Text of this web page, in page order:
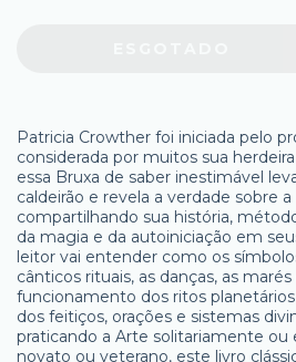
Patricia Crowther foi iniciada pelo
considerada por muitos sua
essa Bruxa de saber inestimável
caldeirão e revela a verdade sobre a
compartilhando sua história,
da magia e da autoiniciação em
leitor vai entender como os
cânticos rituais, as danças, as
funcionamento dos ritos
dos feitiços, orações e sistemas
praticando a Arte solitariamente ou
novato ou veterano, este livro